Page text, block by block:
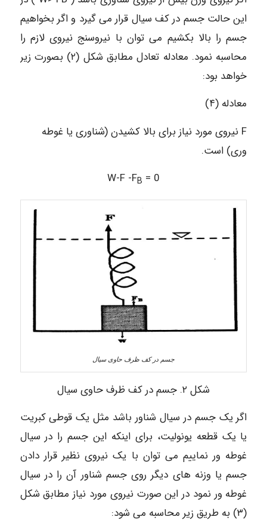
این حالت جسم در کف سیال قرار می گیرد و اگر بخواهیم
جسم را بالا بکشیم می توان با نیروسنج نیروی لازم را
محاسبه نمود. معادله تعادل مطابق شکل (۲) بصورت زیر
خواهد بود:
معادله (۴)
F نیروی مورد نیاز برای بالا کشیدن (شناوری یا غوطه
وری) است.
W-F -FB = 0
جسم در کف ظرف حاوی سیال
شكل ۲. جسم در کف ظرف حاوی سیال
اگر یک جسم در سیال شناور باشد مثل یک قوطی کبریت
یا یک قطعه یونولیت، برای اینکه این جسم را در سیال
غوطه ور نماییم می توان با یک نیروی نظیر قرار دادن
جسم یا وزنه های دیگر روی جسم شناور آن را در سیال
غوطه ور نمود در این صورت نیروی مورد نیاز مطابق شکل
(۳) به طریق زیر محاسبه می شود: